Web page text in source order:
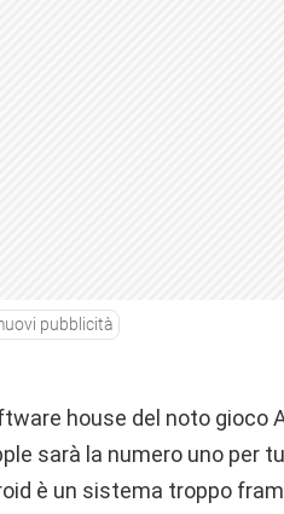
pubblicità
house del noto gioco
sarà la numero uno per
è un sistema troppo